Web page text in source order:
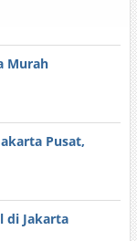
Murah
Pusat,
di Jakarta